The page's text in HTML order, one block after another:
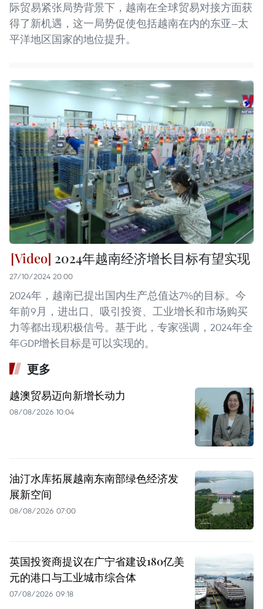
际贸易紧张局势背景下，越南在全球贸易对接方面获
得了新机遇，这一局势促使包括越南在内的东亚—太
平洋地区国家的地位提升。 ​
2024年越南经济增长目标有望实现
27/10/2024 20:00
2024年，越南已提出国内生产总值达7%的目标。今
年前9月，进出口、吸引投资、工业增长和市场购买
力等都出现积极信号。基于此，专家强调，2024年全
年GDP增长目标是可以实现的。
更多
越澳贸易迈向新增长动力
08/08/2026 10:04
油汀水库拓展越南东南部绿色经济发
展新空间
08/08/2026 07:00
英国投资商提议在广宁省建设180亿美
元的港口与工业城市综合体
07/08/2026 09:18